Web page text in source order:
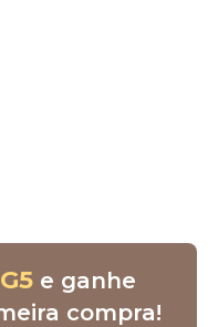
e ganhe
compra!